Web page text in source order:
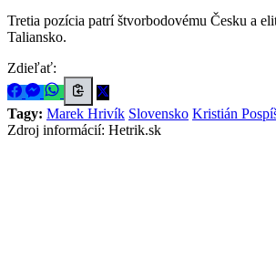
Tretia pozícia patrí štvorbodovému Česku a
Taliansko.
Zdieľať:
Tagy: Marek Hrivík Slovensko Kristián
Zdroj informácií: Hetrik.sk